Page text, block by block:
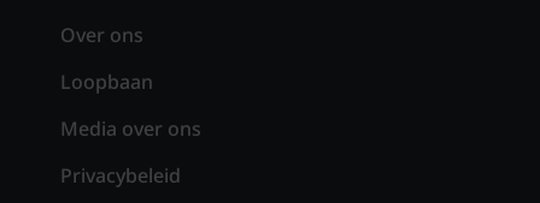
Over ons
Loopbaan
Media over ons
Privacybeleid